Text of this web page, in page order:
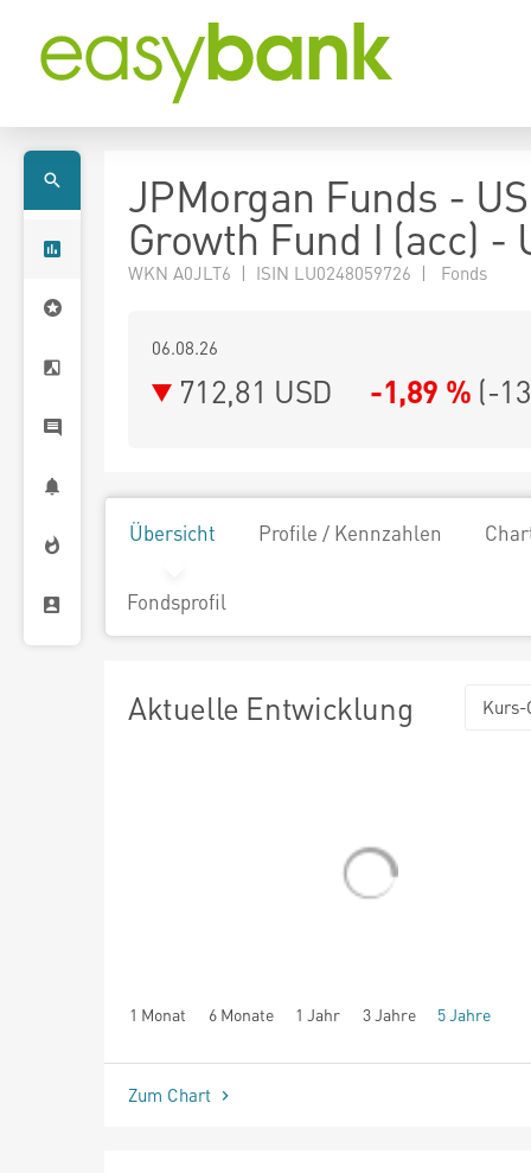
JPMorgan Funds - US
Growth Fund I (acc) -
WKN A0JLT6 | ISIN LU0248059726 | Fonds
06.08.26
712,81 USD -1,89 % (-
Übersicht Profile / Kennzahlen
Fondsprofil
Aktuelle Entwicklung Kurs-
1 Monat 6 Monate 1 Jahr 3 Jahre 5 Jahre
seit Beginn
Zum Chart